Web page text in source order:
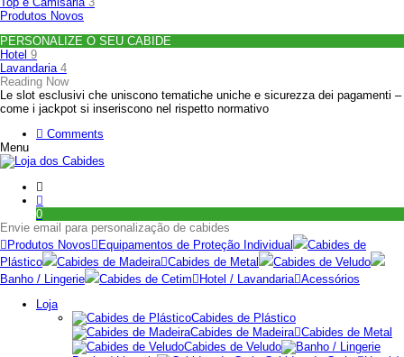
Produtos Novos
PERSONALIZE O SEU CABIDE
Hotel 9
Lavandaria 4
Reading Now
Le slot esclusivi che uniscono tematiche uniche e sicurezza dei pagamenti –
come i jackpot si inseriscono nel rispetto normativo
Comments
Menu
0
Envie email para personalização de cabides
Produtos Novos
Equipamentos de Proteção Individual
Cabides de
Plástico
Cabides de Madeira Cabides de Metal
Cabides de Veludo
Banho / Lingerie
Cabides de Cetim Hotel / Lavandaria Acessórios
Loja
Cabides de Plástico
Cabides de Madeira Cabides de Metal
Cabides de Veludo